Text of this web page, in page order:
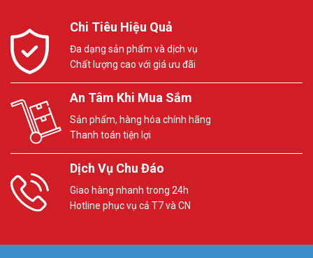
Chi Tiêu Hiệu Quả
Đa dạng sản phẩm và dịch vụ
Chất lượng cao với giá ưu đãi
An Tâm Khi Mua Sắm
Sản phẩm, hàng hóa chính hãng
Thanh toán tiện lợi
Dịch Vụ Chu Đáo
Giao hàng nhanh trong 24h
Hotline phục vụ cả T7 và CN